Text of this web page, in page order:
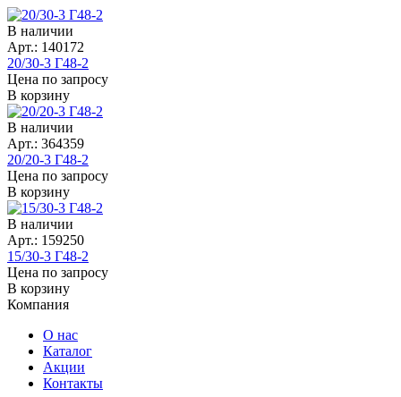
В наличии
Арт.: 140172
20/30-3 Г48-2
Цена по запросу
В корзину
В наличии
Арт.: 364359
20/20-3 Г48-2
Цена по запросу
В корзину
В наличии
Арт.: 159250
15/30-3 Г48-2
Цена по запросу
В корзину
Компания
О нас
Каталог
Акции
Контакты